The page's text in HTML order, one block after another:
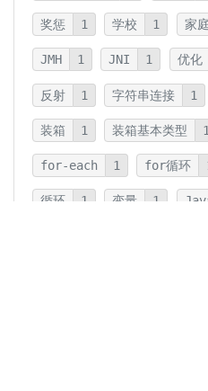
奖惩 1 学校 1 家
JMH 1 JNI 1 优化
反射 1 字符串连接 1
装箱 1 装箱基本类型 1
for-each 1 for循环
循环 1 变量 1